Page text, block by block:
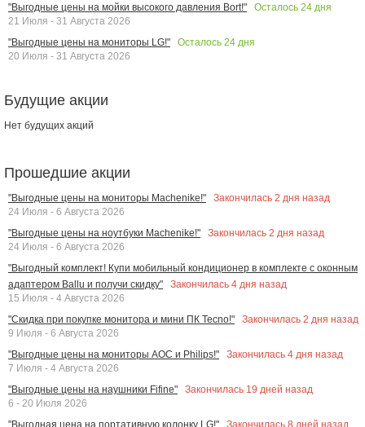
"Выгодные цены на мойки высокого давления Bort!"
Осталось 24 дня
21 Июля - 31 Августа 2026
"Выгодные цены на мониторы LG!"
Осталось 24 дня
20 Июля - 31 Августа 2026
Будущие акции
Нет будущих акций
Прошедшие акции
"Выгодные цены на мониторы Machenike!" Закончилась 2 дня назад
24 Июля - 6 Августа 2026
"Выгодные цены на ноутбуки Machenike!"
Закончилась 2 дня назад
24 Июля - 6 Августа 2026
"Выгодный комплект! Купи мобильный кондиционер в комплекте с оконным
адаптером Ballu и получи скидку"
Закончилась 4 дня назад
15 Июля - 4 Августа 2026
"Скидка при покупке монитора и мини ПК Tecno!"
Закончилась 2 дня назад
9 Июля - 6 Августа 2026
"Выгодные цены на мониторы AOC и Philips!"
Закончилась 4 дня назад
7 Июля - 4 Августа 2026
"Выгодные цены на наушники Fifine"
Закончилась 19 дней назад
6 - 20 Июля 2026
"Выгодная цена на портативную колонку LG!"
Закончилась 8 дней назад